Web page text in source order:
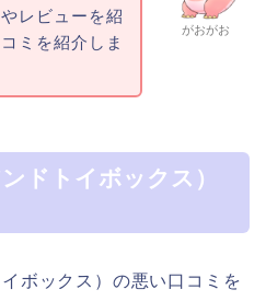
がおがお
レビューを紹
ミを紹介しま
ドトイボックス）
ボックス）の悪い口コミを